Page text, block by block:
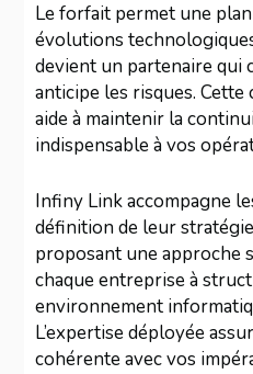
Le forfait permet une
évolutions
devient un partenaire qui
anticipe les risques.
aide à maintenir la
indispensable à vos
Infiny Link accompagne
définition de leur
proposant une approche
chaque entreprise à
environnement
L’expertise déployée
cohérente avec vos